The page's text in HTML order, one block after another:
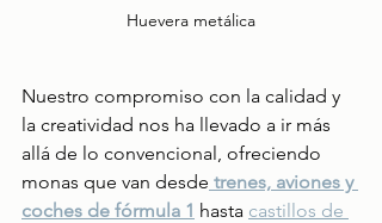
Huevera metálica
Nuestro compromiso con la calidad y
la creatividad nos ha llevado a ir más
allá de lo convencional, ofreciendo
monas que van desde trenes, aviones y
coches de fórmula 1 hasta castillos de